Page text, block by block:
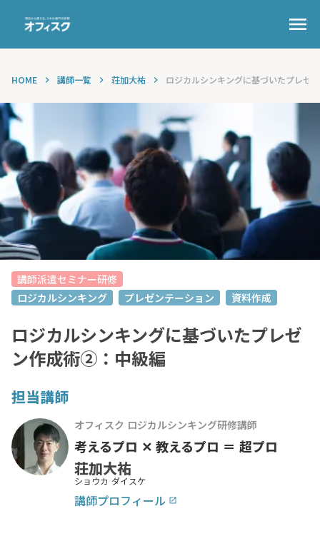
HOME keyboard_arrow_right 講師一覧 keyboard_arrow_right 荘加大祐 keyboard_arrow_right ロジカルシンキングに基づいたプレゼ
講師派遣セミナー研修
ロジカルシンキング
プレゼンテーション 資料作成
ロジカルシンキングに基づいたプレゼ
ン作成術②：中級編
担当講師
オフィスク ロジカルシンキング研修講師
考えるプロ ✕ 教えるプロ ＝ 超プロ
荘加大祐
ショウカ ダイスケ
講師プロフィール launch
menu